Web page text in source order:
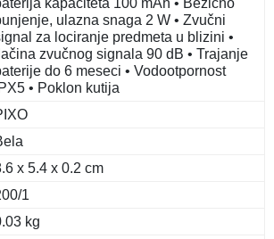
kapaciteta 100 mAh • Bežično
ulazna snaga 2 W • Zvučni
za lociranje predmeta u blizini •
zvučnog signala 90 dB • Trajanje
do 6 meseci • Vodootpornost
IPX5 • Poklon kutija
x 5.4 x 0.2 cm
1
kg